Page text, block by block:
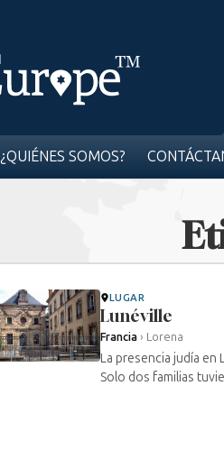
¿QUIÉNES SOMOS?
LUGAR
Lunéville
Francia › Lorena
La presencia judía en
Solo dos familias